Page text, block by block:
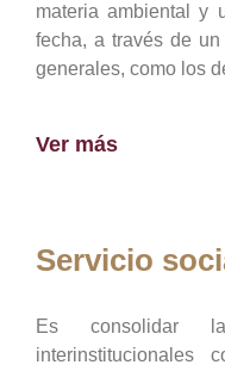
materia ambiental y
fecha, a través de
generales, como los
Ver más
Servicio
Es consolidar
interinstitucionales